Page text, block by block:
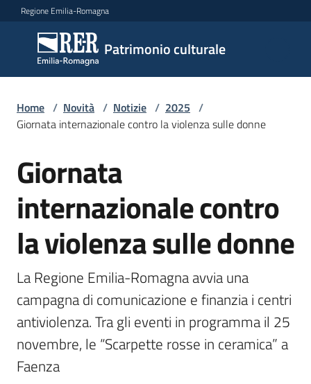
Vai al contenuto
Vai alla navigazione
Vai al footer
Regione Emilia-Romagna
Patrimonio culturale
Patrimonio
culturale
Argomenti
Novità
Servizi
Leggi
Atti
Bandi
Piani
Programmi
Progetti
Home / Novità / Notizie / 2025 /
Giornata internazionale contro la violenza sulle donne
Salta al contenuto
Giornata
internazionale contro
la violenza sulle donne
La Regione Emilia-Romagna avvia una
campagna di comunicazione e finanzia i centri
antiviolenza. Tra gli eventi in programma il 25
novembre, le “Scarpette rosse in ceramica” a
Faenza